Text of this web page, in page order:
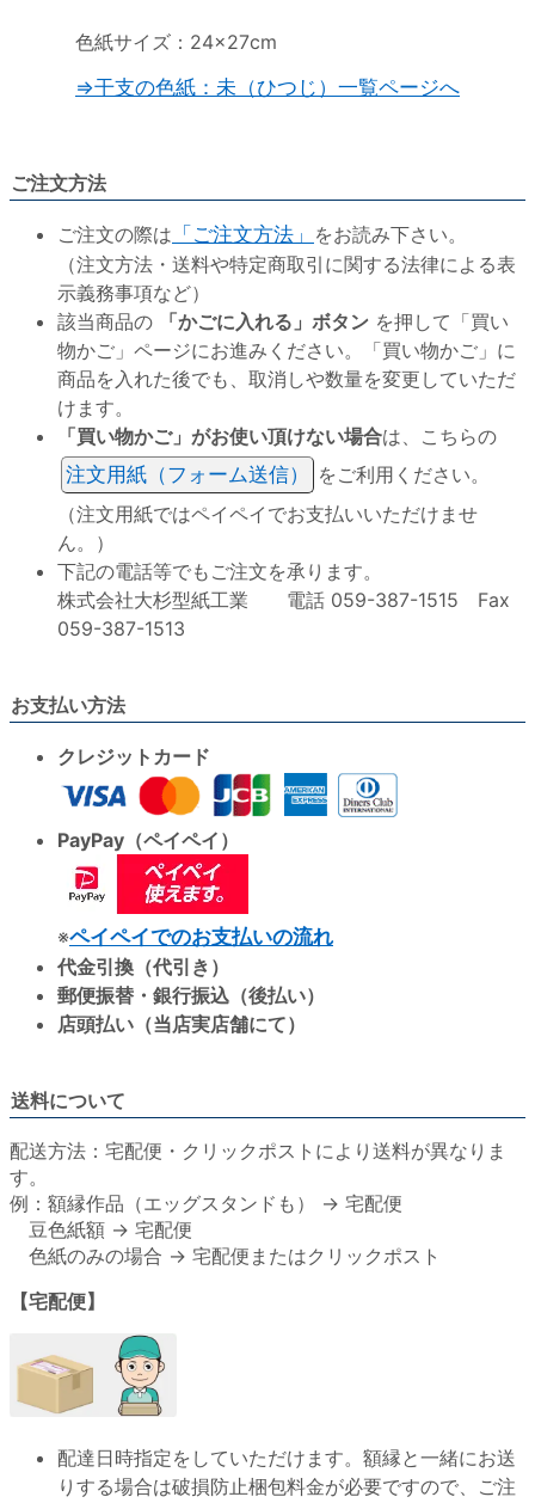
色紙サイズ：24×27cm
⇒干支の色紙：未（ひつじ）一覧ページへ
ご注文方法
ご注文の際は 「ご注文方法」 をお読み下さい。
（注文方法・送料や特定商取引に関する法律による表
示義務事項など）
該当商品の
「かごに入れる」ボタン を押して「買い
物かご」ページにお進みください。「買い物かご」に
商品を入れた後でも、取消しや数量を変更していただ
けます。
「買い物かご」がお使い頂けない場合は、こちらの
注文用紙（フォーム送信）
をご利用ください。
（注文用紙ではペイペイでお支払いいただけませ
ん。）
下記の電話等でもご注文を承ります。
株式会社大杉型紙工業 電話 059-387-1515 Fax
059-387-1513
お支払い方法
クレジットカード
PayPay（ペイペイ）
※ペイペイでのお支払いの流れ
代金引換（代引き）
郵便振替・銀行振込（後払い）
店頭払い（当店実店舗にて）
送料について
配送方法：宅配便・クリックポストにより送料が異なりま
す。
例：額縁作品（エッグスタンドも） → 宅配便
豆色紙額 → 宅配便
色紙のみの場合 → 宅配便またはクリックポスト
【宅配便】
配達日時指定をしていただけます。額縁と一緒にお送
りする場合は破損防止梱包料金が必要ですので、ご注